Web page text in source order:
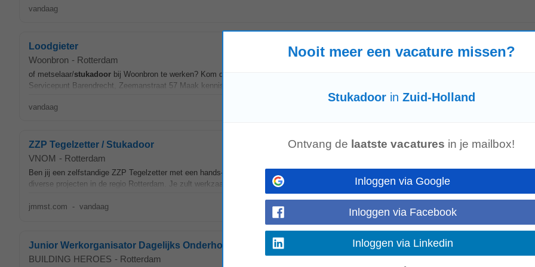
vandaag
Loodgieter
Woonbron - Rotterdam
of metselaar/stukadoor bij Woonbron te werken? Kom dan vrijblijvend langs tijdens onze kennismakingsmiddag. Donderdag 3 september 15. 00 -
Servicepunt Barendrecht, Zeemanstraat 57 Maak kennis met je misschien wel toekomstige collega's, bekijk onze...
Laat meer zien
vandaag
ZZP Tegelzetter / Stukadoor
VNOM - Rotterdam
Ben jij een zelfstandige ZZP Tegelzetter met een hands-on mentaliteit? Dan hebben wij de perfecte opdracht voor jou! Wij zoeken een ervaren
diverse projecten in de regio Rotterdam. Je zult werkzaam zijn in de mutatie en onderhoud....
Laat meer zien
jmmst.com - vandaag
Junior Werkorganisator Dagelijks Onderhoud
BUILDING HEROES - Rotterdam
Nooit meer een vacature missen?
Stukadoorin Zuid-Holland
Ontvang de laatste vacatures in je mailbox!
Inloggen via Google
Inloggen via Facebook
Inloggen via Linkedin